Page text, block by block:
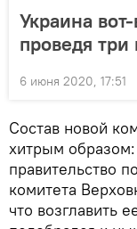
Украина
проведя
6 июня 2020, 17:51
Состав новой
хитрым образом:
правительство
комитета
что возглавить